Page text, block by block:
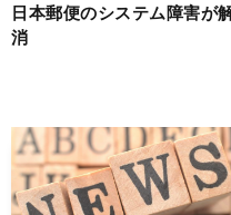
日本郵便のシステム障害が
消